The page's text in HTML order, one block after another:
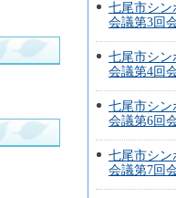
七尾市シン
会議第3回
七尾市シン
会議第4回
七尾市シン
会議第6回
七尾市シン
会議第7回